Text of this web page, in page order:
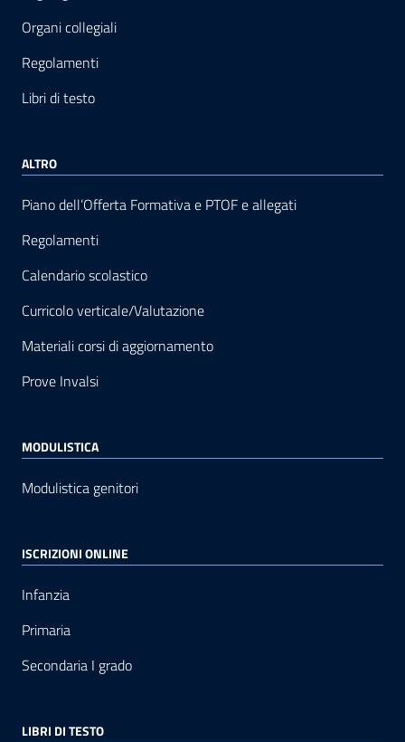
Organi collegiali
Regolamenti
Libri di testo
ALTRO
Piano dell’Offerta Formativa e PTOF e allegati
Regolamenti
Calendario scolastico
Curricolo verticale/Valutazione
Materiali corsi di aggiornamento
Prove Invalsi
MODULISTICA
Modulistica genitori
ISCRIZIONI ONLINE
Infanzia
Primaria
Secondaria I grado
LIBRI DI TESTO